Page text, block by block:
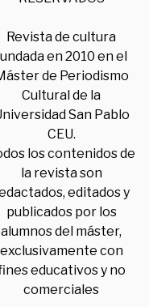
Revista de cultura
en 2010 en el
de Periodismo
Cultural de la
San Pablo
CEU.
los contenidos de
la revista son
editados y
publicados por los
alumnos del máster,
exclusivamente con
educativos y no
comerciales